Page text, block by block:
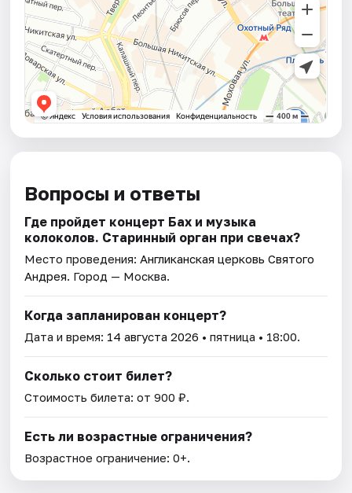
Вопросы и ответы
Где пройдет концерт Бах и музыка
колоколов. Старинный орган при свечах?
Место проведения:Англиканская церковь Святого
Андрея. Город — Москва.
Когда запланирован концерт?
Дата и время: 14 августа 2026 • пятница • 18:00.
Сколько стоит билет?
Стоимость билета: от 900 ₽.
Есть ли возрастные ограничения?
Возрастное ограничение: 0+.